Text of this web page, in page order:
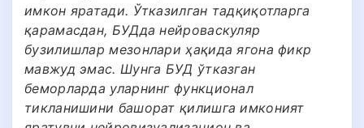
имкон яратади. Ўтказилган тадқиқотларга
қарамасдан, БУДда нейроваскуляр
бузилишлар мезонлари ҳақида ягона фикр
мавжуд эмас. Шунга БУД ўтказган
беморларда уларнинг функционал
тикланишини башорат қилишга имконият